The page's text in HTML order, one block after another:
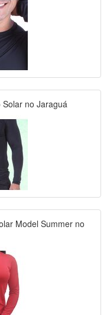
no Jaraguá
Model Summer no